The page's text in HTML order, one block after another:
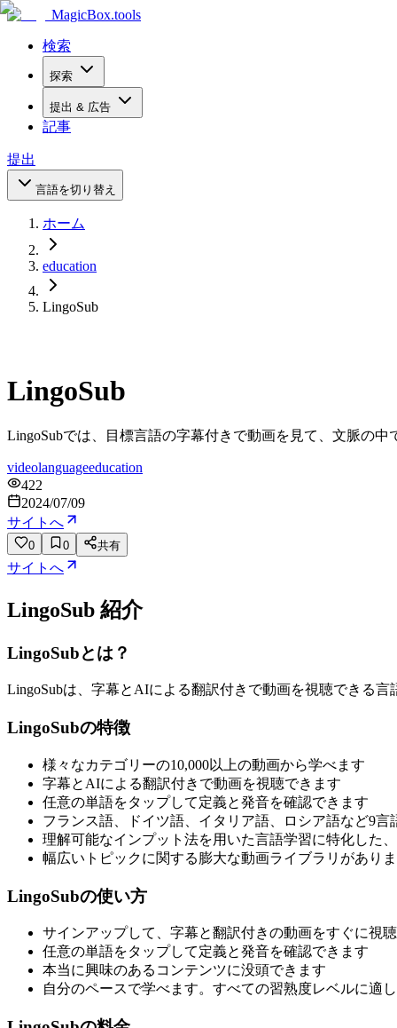
MagicBox.tools
検索
探索
提出 & 広告
記事
提出
言語を切り替え
ホーム
education
LingoSub
LingoSub
LingoSubでは、目標言語の字幕付きで動画を見て、文脈の
videolanguageeducation
422
2024/07/09
サイトへ
0 0 共有
サイトへ
LingoSub 紹介
LingoSubとは？
LingoSubは、字幕とAIによる翻訳付きで動画を視聴できる
LingoSubの特徴
様々なカテゴリーの10,000以上の動画から学べます
字幕とAIによる翻訳付きで動画を視聴できます
任意の単語をタップして定義と発音を確認できます
フランス語、ドイツ語、イタリア語、ロシア語など9言
理解可能なインプット法を用いた言語学習に特化した
幅広いトピックに関する膨大な動画ライブラリがあり
LingoSubの使い方
サインアップして、字幕と翻訳付きの動画をすぐに視
任意の単語をタップして定義と発音を確認できます
本当に興味のあるコンテンツに没頭できます
自分のペースで学べます。すべての習熟度レベルに適